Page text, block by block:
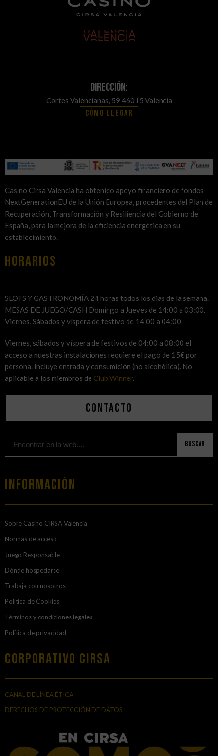
Dirección:
Cortes Valencianas, 59 46015 Valencia
Cómo llegar
Casino Cirsa Valencia ha obtenido apoyo financiero de fondos
NextGenerationEU de la Unión Europea, procedentes del Plan de
Recuperación, Transformación y Resiliencia del Gobierno de
España, para la mejora de la eficiencia energética en su
establecimiento.
HORARIOS
SLOTS Y GASTRONOMÍA 24 horas todos los dias de la semana.
MESAS DE JUEGO/CASH Domingo a Jueves de 14:00 a 03:00.
Viernes, Sábados y víspera de festivo de 14:00 a 04:00.
Viernes, sábados y víspera de festivos de 04:00 a 08:00 el
acceso a nuestras instalaciones requiere el pago de 15€ por
persona. Incluye entrada y consumición (no alcohólica). No
aplicable a los miembros de Club Winner
Contacto
Buscar
Información
Sobre Casino CIRSA Valencia
Normas de acceso
Juego Responsable
Dónde hospedarse
Trabaja con nosotros
Política de Cookies
Términos y condiciones legales
Política de privacidad
Corporativo Cirsa
CANAL DE LÍNEA ÉTICA
DERECHOS DE PROTECCIÓN DE DATOS